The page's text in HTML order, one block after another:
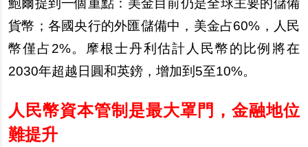
鮑爾提到一個重點：美金目前仍是全球主要的儲備
貨幣；各國央行的外匯儲備中，美金占60%，人民
幣僅占2%。摩根士丹利估計人民幣的比例將在
2030年超越日圓和英鎊，增加到5至10%。
人民幣資本管制是最大罩門，金融地位
難提升